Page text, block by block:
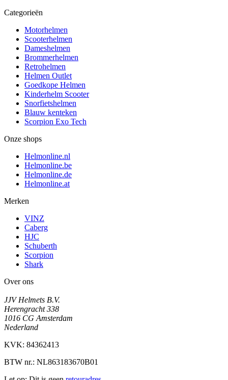
Categorieën
Motorhelmen
Scooterhelmen
Dameshelmen
Brommerhelmen
Retrohelmen
Helmen Outlet
Goedkope Helmen
Kinderhelm Scooter
Snorfietshelmen
Blauw kenteken
Scorpion Exo Tech
Onze shops
Helmonline.nl
Helmonline.be
Helmonline.de
Helmonline.at
Merken
VINZ
Caberg
HJC
Schuberth
Scorpion
Shark
Over ons
JJV Helmets B.V.
Herengracht 338
1016 CG Amsterdam
Nederland
KVK: 84362413
BTW nr.: NL863183670B01